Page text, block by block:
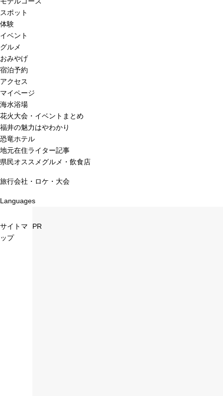
スポット
体験
イベント
グルメ
おみやげ
宿泊予約
アクセス
マイページ
海水浴場
花火大会・イベントまとめ
福井の魅力はやわかり
恐竜ホテル
地元在住ライター記事
県民オススメグルメ・飲食店
旅行会社・ロケ・大会
Languages
サイトマ
ップ
PR